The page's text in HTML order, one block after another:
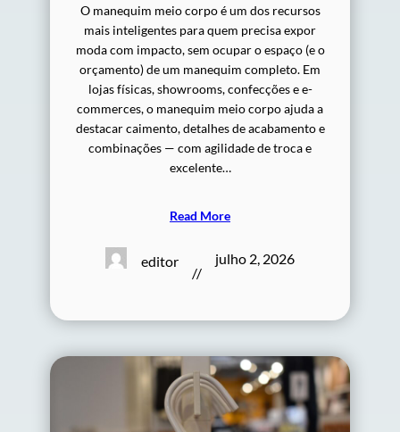
O manequim meio corpo é um dos recursos
mais inteligentes para quem precisa expor
moda com impacto, sem ocupar o espaço (e o
orçamento) de um manequim completo. Em
lojas físicas, showrooms, confecções e e-
commerces, o manequim meio corpo ajuda a
destacar caimento, detalhes de acabamento e
combinações — com agilidade de troca e
excelente…
Read More
editor
//
julho 2, 2026